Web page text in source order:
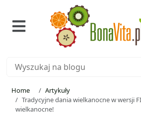
Home
Artykuły
Tradycyjne dania wielkanocne w wersji
wielkanocne!